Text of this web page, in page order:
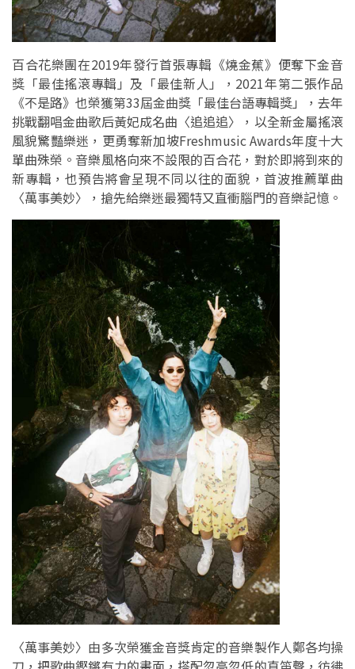
百合花樂團在2019年發行首張專輯《燒金蕉》便奪下金音
獎「最佳搖滾專輯」及「最佳新人」，2021年第二張作品
《不是路》也榮獲第33屆金曲獎「最佳台語專輯獎」，去年
挑戰翻唱金曲歌后黃妃成名曲〈追追追〉，以全新金屬搖滾
風貌驚豔樂迷，更勇奪新加坡Freshmusic Awards年度十大
單曲殊榮。音樂風格向來不設限的百合花，對於即將到來的
新專輯，也預告將會呈現不同以往的面貌，首波推薦單曲
〈萬事美妙〉，搶先給樂迷最獨特又直衝腦門的音樂記憶。
〈萬事美妙〉由多次榮獲金音獎肯定的音樂製作人鄭各均操